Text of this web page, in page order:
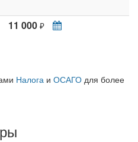
11 000 ₽
Налога и ОСАГО для более